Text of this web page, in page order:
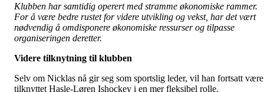
Klubben har samtidig operert med stramme økonomiske rammer.
For å være bedre rustet for videre utvikling og vekst, har det vært
nødvendig å omdisponere økonomiske ressurser og tilpasse
organiseringen deretter.
Videre tilknytning til klubben
Selv om Nicklas nå gir seg som sportslig leder, vil han fortsatt være
tilknyttet Hasle-Løren Ishockey i en mer fleksibel rolle.